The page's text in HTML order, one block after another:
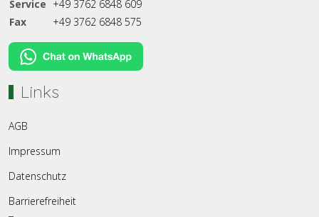
Service +49 3762 6848 609
Fax
+49 3762 6848 575
Links
AGB
Impressum
Datenschutz
Barrierefreiheit